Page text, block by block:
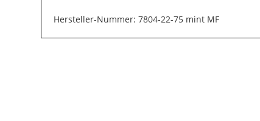
Hersteller-Nummer: 7804-22-75 mint MF